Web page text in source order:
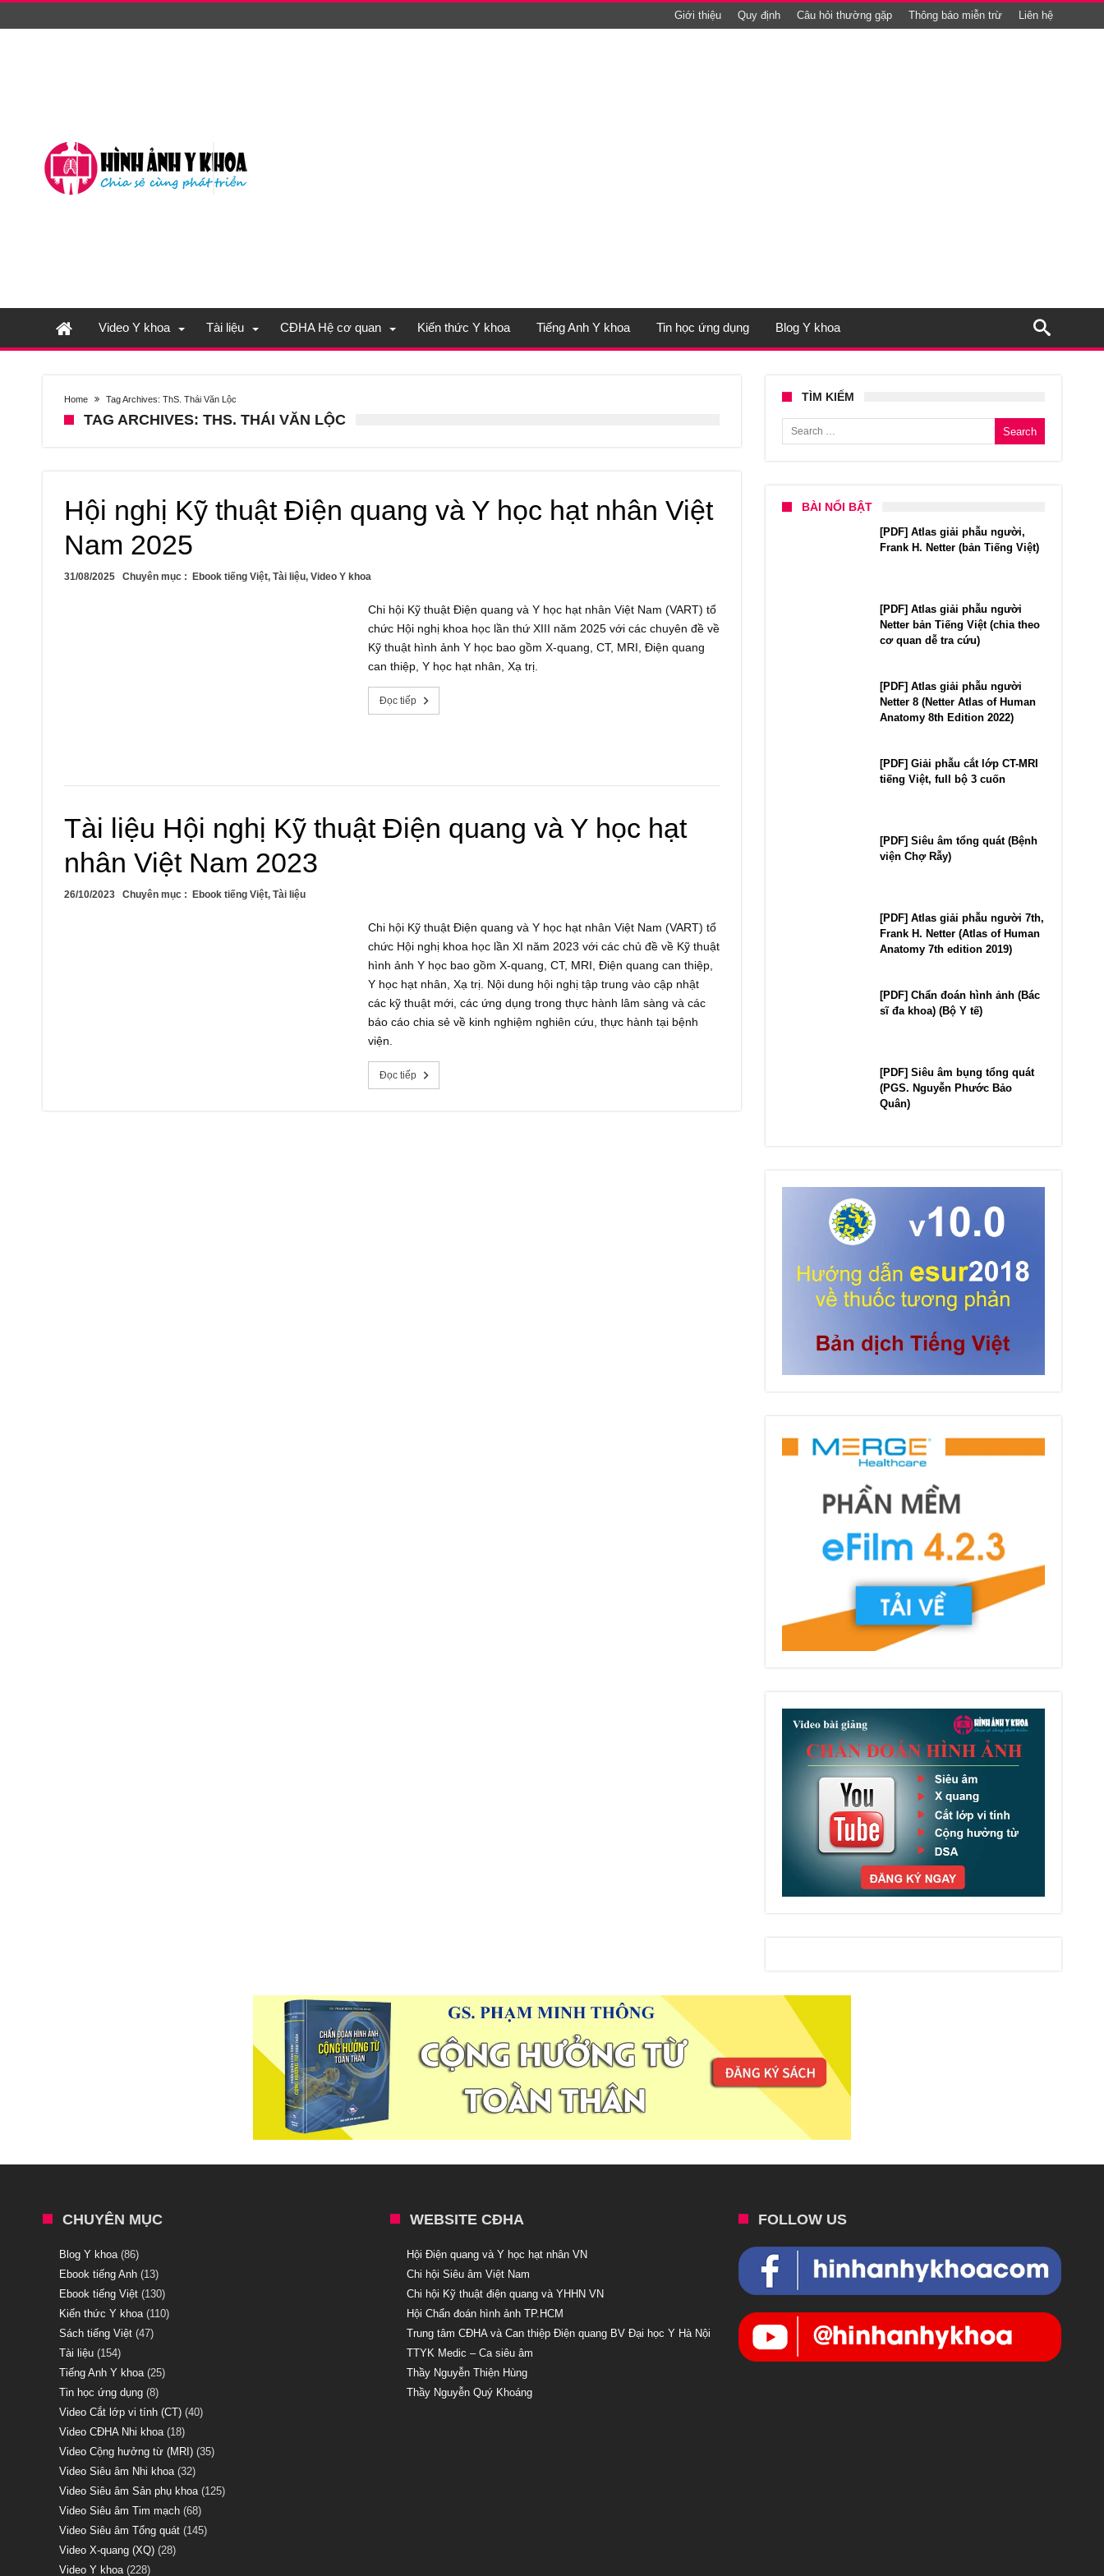
Giới thiệu Quy định Câu hỏi thường gặp Thông báo miễn trừ Liên hệ
Video Y khoa Tài liệu CĐHA Hệ cơ quan Kiến thức Y khoa Tiếng Anh Y khoa Tin học ứng dụng Blog Y khoa
Home Tag Archives: ThS. Thái Văn Lộc
TAG ARCHIVES: THS. THÁI VĂN LỘC
Hội nghị Kỹ thuật Điện quang và Y học hạt nhân Việt
Nam 2025
31/08/2025 Chuyên mục : Ebook tiếng Việt, Tài liệu, Video Y khoa
Chi hội Kỹ thuật Điện quang và Y học hạt nhân Việt Nam (VART) tổ
chức Hội nghị khoa học lần thứ XIII năm 2025 với các chuyên đề về
Kỹ thuật hình ảnh Y học bao gồm X-quang, CT, MRI, Điện quang
can thiệp, Y học hạt nhân, Xạ trị.
Đọc tiếp
Tài liệu Hội nghị Kỹ thuật Điện quang và Y học hạt
nhân Việt Nam 2023
26/10/2023 Chuyên mục : Ebook tiếng Việt, Tài liệu
Chi hội Kỹ thuật Điện quang và Y học hạt nhân Việt Nam (VART) tổ
chức Hội nghị khoa học lần XI năm 2023 với các chủ đề về Kỹ thuật
hình ảnh Y học bao gồm X-quang, CT, MRI, Điện quang can thiệp,
Y học hạt nhân, Xạ trị. Nội dung hội nghị tập trung vào cập nhật
các kỹ thuật mới, các ứng dụng trong thực hành lâm sàng và các
báo cáo chia sẻ về kinh nghiệm nghiên cứu, thực hành tại bệnh
viện.
Đọc tiếp
TÌM KIẾM
Search for:
BÀI NỔI BẬT
[PDF] Atlas giải phẫu người,
Frank H. Netter (bản Tiếng Việt)
[PDF] Atlas giải phẫu người
Netter bản Tiếng Việt (chia theo
cơ quan dễ tra cứu)
[PDF] Atlas giải phẫu người
Netter 8 (Netter Atlas of Human
Anatomy 8th Edition 2022)
[PDF] Giải phẫu cắt lớp CT-MRI
tiếng Việt, full bộ 3 cuốn
[PDF] Siêu âm tổng quát (Bệnh
viện Chợ Rẫy)
[PDF] Atlas giải phẫu người 7th,
Frank H. Netter (Atlas of Human
Anatomy 7th edition 2019)
[PDF] Chẩn đoán hình ảnh (Bác
sĩ đa khoa) (Bộ Y tế)
[PDF] Siêu âm bụng tổng quát
(PGS. Nguyễn Phước Bảo
Quân)
CHUYÊN MỤC
Blog Y khoa (86)
Ebook tiếng Anh (13)
Ebook tiếng Việt (130)
Kiến thức Y khoa (110)
Sách tiếng Việt (47)
Tài liệu (154)
Tiếng Anh Y khoa (25)
Tin học ứng dụng (8)
Video Cắt lớp vi tính (CT) (40)
Video CĐHA Nhi khoa (18)
Video Cộng hưởng từ (MRI) (35)
Video Siêu âm Nhi khoa (32)
Video Siêu âm Sản phụ khoa (125)
Video Siêu âm Tim mạch (68)
Video Siêu âm Tổng quát (145)
Video X-quang (XQ) (28)
Video Y khoa (228)
WEBSITE CĐHA
Hội Điện quang và Y học hạt nhân VN
Chi hội Siêu âm Việt Nam
Chi hội Kỹ thuật điện quang và YHHN VN
Hội Chẩn đoán hình ảnh TP.HCM
Trung tâm CĐHA và Can thiệp Điện quang BV Đại học Y Hà Nội
TTYK Medic – Ca siêu âm
Thầy Nguyễn Thiện Hùng
Thầy Nguyễn Quý Khoáng
FOLLOW US